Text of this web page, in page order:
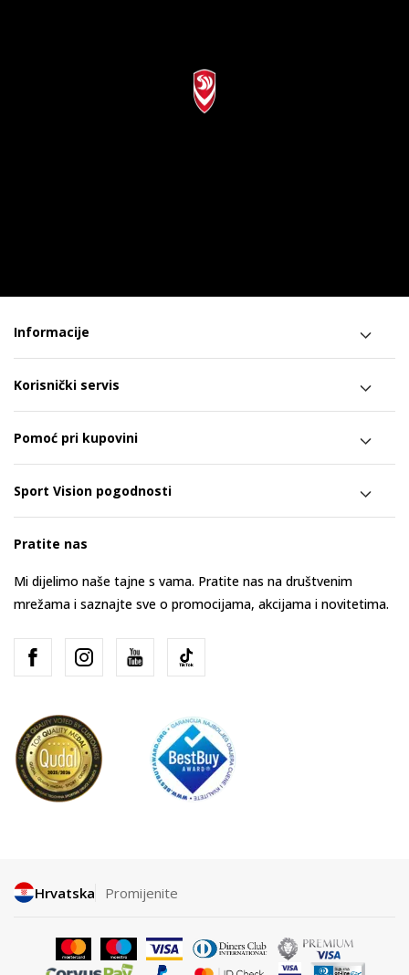
Informacije
Korisnički servis
Pomoć pri kupovini
Sport Vision pogodnosti
Pratite nas
Mi dijelimo naše tajne s vama. Pratite nas na društvenim
mrežama i saznajte sve o promocijama, akcijama i novitetima.
Hrvatska Promijenite